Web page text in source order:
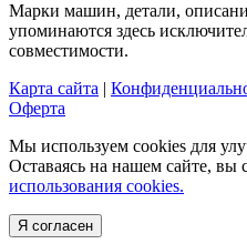
Марки машин, детали,
упоминаются здесь
совместимости.
Карта сайта |
Оферта
Мы используем cookies для
Оставаясь на нашем сайте, вы
использования cookies.
Я согласен